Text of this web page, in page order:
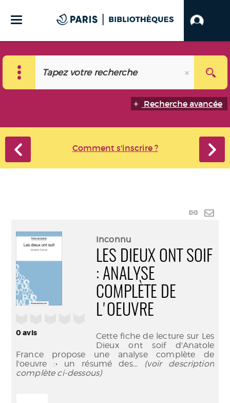
Recherche avancée
Comment s'inscrire ?
Lien
mail
0avis
Inconnu
LES DIEUX ONT SOIF
: ANALYSE
COMPLÈTE DE
L'OEUVRE
Cette fiche de lecture sur Les
Dieux ont soif d'Anatole
France propose une analyse complète de
l'oeuvre :• un résumé des... (voir description
complète ci-dessous)